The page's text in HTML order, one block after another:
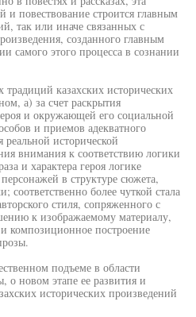
и повествование строится главным
так или иначе связанных с
созданного главным
самого этого процесса в сознании
традиций казахских исторических
а) за счет раскрытия
и окружающей его социальной
и приемов адекватного
исторической
внимания к соответствию логики
и характера героя логике
в структуре сюжета,
соответственно более чуткой стала
стиля, сопряженного с
к изображаемому материалу,
композиционное построение
подъеме в области
о новом этапе ее развития и
исторических произведений